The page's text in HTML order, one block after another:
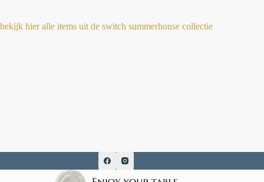
bekijk hier alle items uit de switch summerhouse collectie